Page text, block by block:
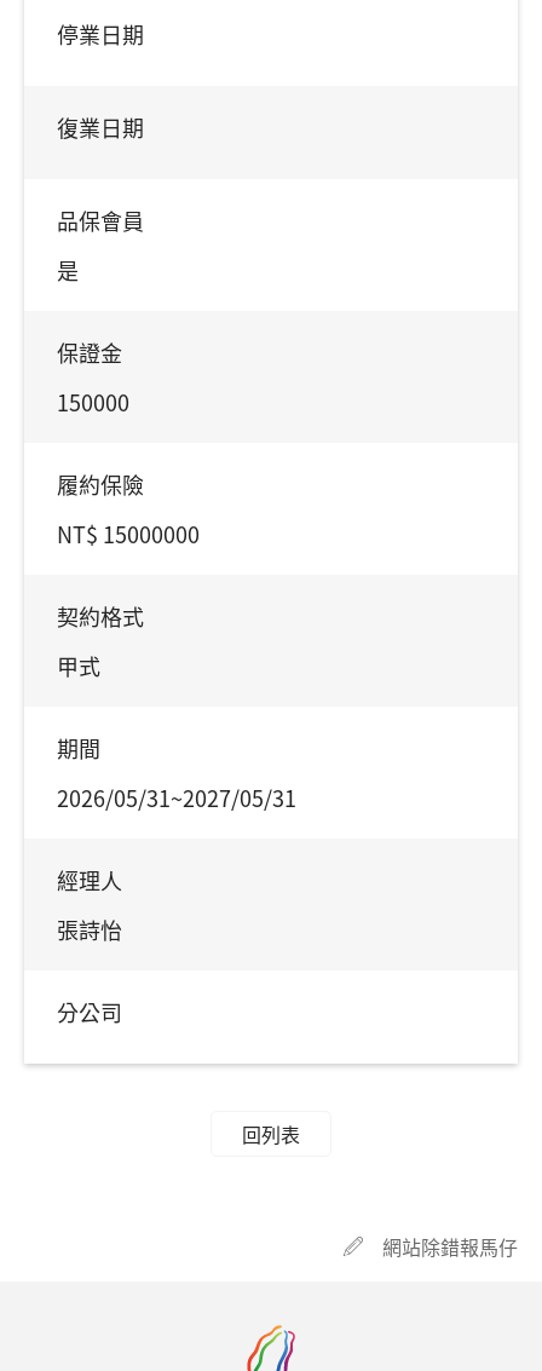
停業日期
復業日期
品保會員
是
保證金
150000
履約保險
NT$ 15000000
契約格式
甲式
期間
2026/05/31~2027/05/31
經理人
張詩怡
分公司
回列表
網站除錯報馬仔